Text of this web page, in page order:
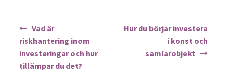
Inläggsnavigering
Vad är
riskhantering inom
investeringar och hur
tillämpar du det?
Hur du börjar investera
i konst och
samlarobjekt